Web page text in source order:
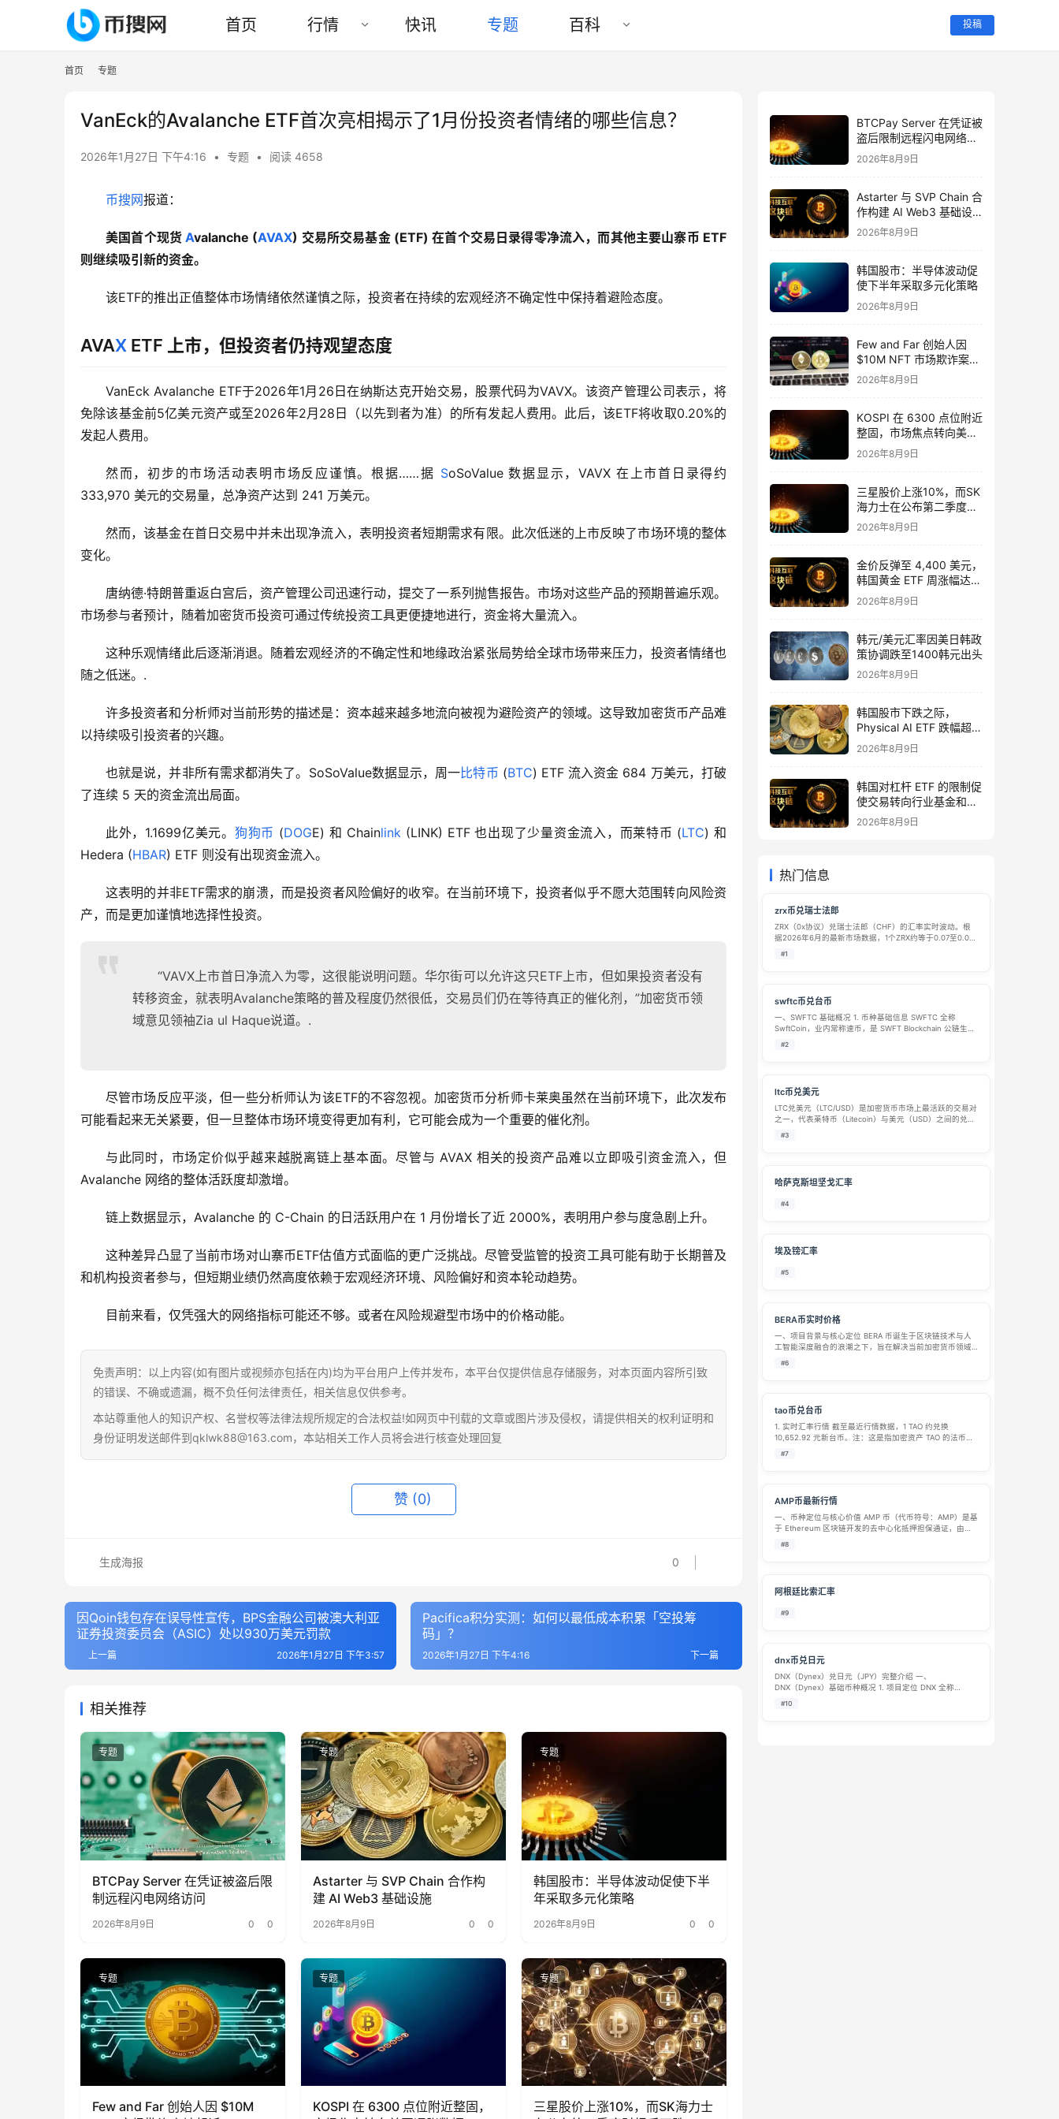
首页 行情 快讯 专题 百科 投稿
首页 专题
VanEck的Avalanche ETF首次亮相揭示了1月份投资者情绪的哪些信息？
2026年1月27日 下午4:16 • 专题 • 阅读 4658
币搜网报道：
美国首个现货 Avalanche (AVAX) 交易所交易基金 (ETF) 在首个交易日录得零净流入，而其他主要山寨币 ETF
则继续吸引新的资金。
该ETF的推出正值整体市场情绪依然谨慎之际，投资者在持续的宏观经济不确定性中保持着避险态度。
AVAX ETF 上市，但投资者仍持观望态度
VanEck Avalanche ETF于2026年1月26日在纳斯达克开始交易，股票代码为VAVX。该资产管理公司表示，将
免除该基金前5亿美元资产或至2026年2月28日（以先到者为准）的所有发起人费用。此后，该ETF将收取0.20%的
发起人费用。
然而，初步的市场活动表明市场反应谨慎。根据……据 SoSoValue 数据显示，VAVX 在上市首日录得约
333,970 美元的交易量，总净资产达到 241 万美元。
然而，该基金在首日交易中并未出现净流入，表明投资者短期需求有限。此次低迷的上市反映了市场环境的整体
变化。
唐纳德·特朗普重返白宫后，资产管理公司迅速行动，提交了一系列抛售报告。市场对这些产品的预期普遍乐观。
市场参与者预计，随着加密货币投资可通过传统投资工具更便捷地进行，资金将大量流入。
这种乐观情绪此后逐渐消退。随着宏观经济的不确定性和地缘政治紧张局势给全球市场带来压力，投资者情绪也
随之低迷。.
许多投资者和分析师对当前形势的描述是：资本越来越多地流向被视为避险资产的领域。这导致加密货币产品难
以持续吸引投资者的兴趣。
也就是说，并非所有需求都消失了。SoSoValue数据显示，周一比特币 (BTC) ETF 流入资金 684 万美元，打破
了连续 5 天的资金流出局面。
此外，1.1699亿美元。 狗狗币 (DOGE) 和 Chainlink (LINK) ETF 也出现了少量资金流入，而莱特币 (LTC) 和
Hedera (HBAR) ETF 则没有出现资金流入。
这表明的并非ETF需求的崩溃，而是投资者风险偏好的收窄。在当前环境下，投资者似乎不愿大范围转向风险资
产，而是更加谨慎地选择性投资。
“VAVX上市首日净流入为零，这很能说明问题。华尔街可以允许这只ETF上市，但如果投资者没有
转移资金，就表明Avalanche策略的普及程度仍然很低，交易员们仍在等待真正的催化剂，”加密货币领
域意见领袖Zia ul Haque说道。.
尽管市场反应平淡，但一些分析师认为该ETF的不容忽视。加密货币分析师卡莱奥虽然在当前环境下，此次发布
可能看起来无关紧要，但一旦整体市场环境变得更加有利，它可能会成为一个重要的催化剂。
与此同时，市场定价似乎越来越脱离链上基本面。尽管与 AVAX 相关的投资产品难以立即吸引资金流入，但
Avalanche 网络的整体活跃度却激增。
链上数据显示，Avalanche 的 C-Chain 的日活跃用户在 1 月份增长了近 2000%，表明用户参与度急剧上升。
这种差异凸显了当前市场对山寨币ETF估值方式面临的更广泛挑战。尽管受监管的投资工具可能有助于长期普及
和机构投资者参与，但短期业绩仍然高度依赖于宏观经济环境、风险偏好和资本轮动趋势。
目前来看，仅凭强大的网络指标可能还不够。或者在风险规避型市场中的价格动能。
免责声明：以上内容(如有图片或视频亦包括在内)均为平台用户上传并发布，本平台仅提供信息存储服务，对本页面内容所引致
的错误、不确或遗漏，概不负任何法律责任，相关信息仅供参考。
本站尊重他人的知识产权、名誉权等法律法规所规定的合法权益!如网页中刊载的文章或图片涉及侵权，请提供相关的权利证明和
身份证明发送邮件到qklwk88@163.com，本站相关工作人员将会进行核查处理回复
赞 (0)
0
生成海报
因Qoin钱包存在误导性宣传，BPS金融公司被澳大利亚
证券投资委员会（ASIC）处以930万美元罚款
上一篇 2026年1月27日 下午3:57
Pacifica积分实测：如何以最低成本积累「空投筹
码」？
下一篇
2026年1月27日 下午4:16
相关推荐
专题
BTCPay Server 在凭证被盗后限
制远程闪电网络访问
2026年8月9日 0 0
专题
Astarter 与 SVP Chain 合作构
建 AI Web3 基础设施
2026年8月9日 0 0
专题
韩国股市：半导体波动促使下半
年采取多元化策略
2026年8月9日 0 0
专题
Few and Far 创始人因 $10M
专题
KOSPI 在 6300 点位附近整固，
专题
三星股价上涨10%，而SK海力士
BTCPay Server 在凭证被
盗后限制远程闪电网络访
问
2026年8月9日
Astarter 与 SVP Chain 合
作构建 AI Web3 基础设
施
2026年8月9日
韩国股市：半导体波动促
使下半年采取多元化策略
2026年8月9日
Few and Far 创始人因
$10M NFT 市场欺诈案被
起诉
2026年8月9日
KOSPI 在 6300 点位附近
整固，市场焦点转向美国
通胀数据
2026年8月9日
三星股价上涨10%，而SK
海力士在公布第二季度财
报后下跌8%
2026年8月9日
金价反弹至 4,400 美元，
韩国黄金 ETF 周涨幅达
5%
2026年8月9日
韩元/美元汇率因美日韩政
策协调跌至1400韩元出头
2026年8月9日
韩国股市下跌之际，
Physical AI ETF 跌幅超过
10%
2026年8月9日
韩国对杠杆 ETF 的限制促
使交易转向行业基金和离
岸产品
2026年8月9日
热门信息
zrx币兑瑞士法郎
ZRX（0x协议）兑瑞士法郎（CHF）的汇率实时波动。根
据2026年6月的最新市场数据，1个ZRX约等于0.07至0.08
瑞士法郎，而1瑞士法郎约可兑换12至14个ZRX。 为了方便
#1
swftc币兑台币
一、SWFTC 基础概况 1. 币种基础信息 SWFTC 全称
SwftCoin，业内常称速币，是 SWFT Blockchain 公链生态
的原生功能型代币，2017 年正式上线，最初基于以太坊
#2
ltc币兑美元
LTC兑美元（LTC/USD）是加密货币市场上最活跃的交易对
之一，代表莱特币（Litecoin）与美元（USD）之间的兑换
关系。作为”数字白银”，莱特币凭借其快速、低成本的支付
#3
哈萨克斯坦坚戈汇率
#4
埃及镑汇率
#5
BERA币实时价格
一、项目背景与核心定位​ BERA 币诞生于区块链技术与人
工智能深度融合的浪潮之下，旨在解决当前加密货币领域
存在的生态割裂、智能合约效率低、数据价值难以释放等
#6
tao币兑台币
1. 实时汇率行情 截至最近行情数据，1 TAO 约兑换
10,652.92 元新台币。注：这是指加密资产 TAO 的法币价
值，而非“tao币”与台币的直接发币兑换。 2. TAO 币与新台
#7
AMP币最新行情
一、币种定位与核心价值​ AMP 币（代币符号：AMP）是基
于 Ethereum 区块链开发的去中心化抵押担保通证，由
Flexa Network 团队于 2020 年推出，旨在解决传统支付
#8
阿根廷比索汇率
#9
dnx币兑日元
DNX（Dynex）兑日元（JPY）完整介绍 一、
DNX（Dynex）基础币种概况 1. 项目定位 DNX 全称
Dynex，是 2022 年上线的公链原生代币，主打去中心化
#10